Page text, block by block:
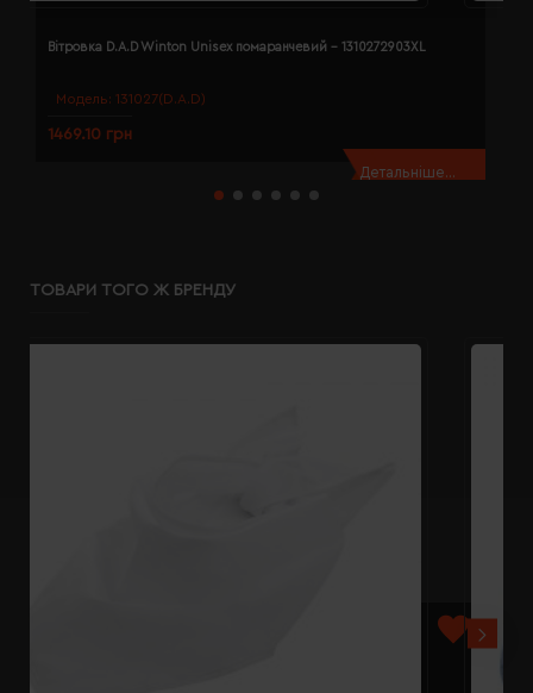
Модель: 131027(D.A.D)
Вітровка D.A.D Winton Unisex помаранчевий - 1310272903XL
1469.10 грн
Детальніше...
ТОВАРИ ТОГО Ж БРЕНДУ